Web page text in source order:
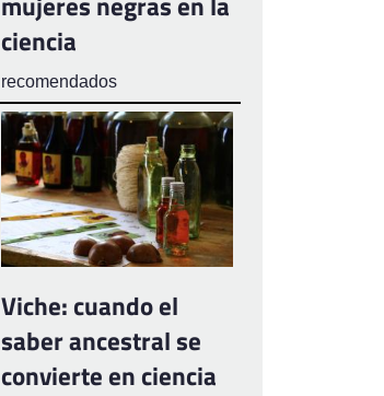
ciencia
recomendados
Viche: cuando el
saber ancestral se
convierte en ciencia